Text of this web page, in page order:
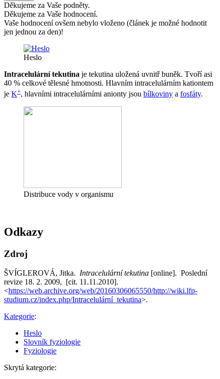
Děkujeme za Vaše podněty.
Děkujeme za Vaše hodnocení.
Vaše hodnocení ovšem nebylo vloženo (článek je možné hodnotit
jen jednou za den)!
Heslo
Intracelulární tekutina je tekutina uložená uvnitř buněk. Tvoří asi
40 % celkové tělesné hmotnosti. Hlavním intracelulárním kationtem
je K+, hlavními intracelulárními anionty jsou bílkoviny a fosfáty.
Distribuce vody v organismu
Odkazy
Zdroj
ŠVÍGLEROVÁ, Jitka. Intracelulární tekutina [online]. Poslední
revize 18. 2. 2009, [cit. 11.11.2010].
<https://web.archive.org/web/20160306065550/http://wiki.lfp-
studium.cz/index.php/Intracelulární_tekutina>.
Kategorie:
Heslo
Slovník fyziologie
Fyziologie
Skrytá kategorie: